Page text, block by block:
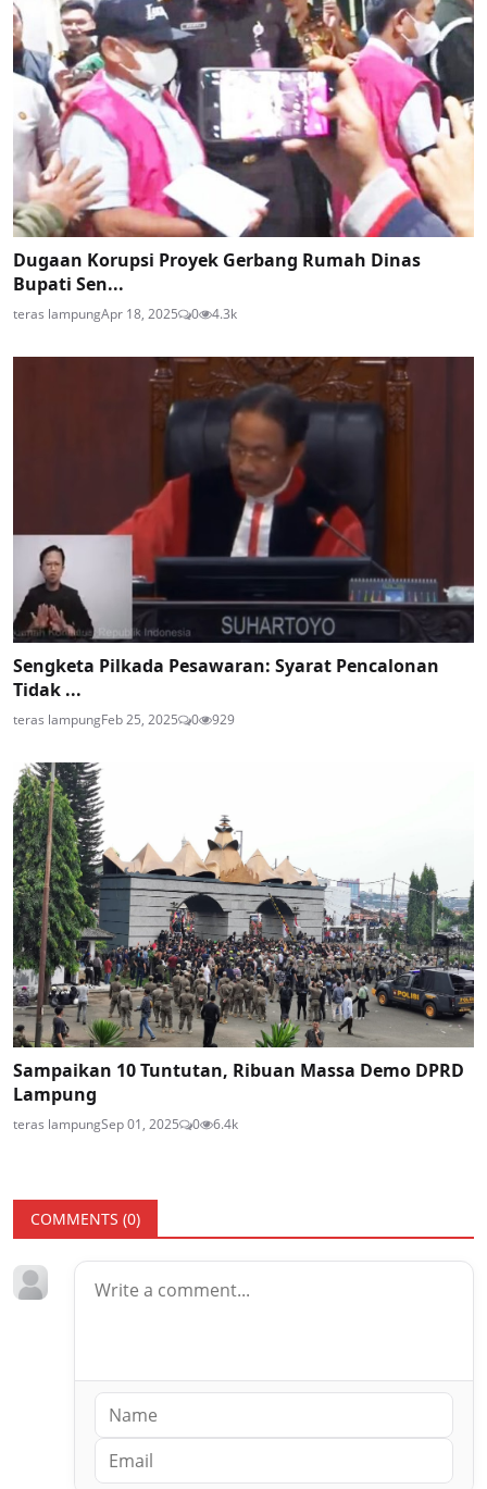
Dugaan Korupsi Proyek Gerbang Rumah Dinas
Bupati Sen...
teras lampungApr 18, 2025 0 4.3k
Sengketa Pilkada Pesawaran: Syarat Pencalonan
Tidak ...
teras lampungFeb 25, 2025 0 929
Sampaikan 10 Tuntutan, Ribuan Massa Demo DPRD
Lampung
teras lampungSep 01, 2025 0 6.4k
COMMENTS (0)